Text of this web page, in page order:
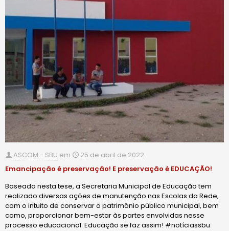
ASCOM - SBU em
25 de abril de 2022
Emancipação é preservação! E preservação é EDUCAÇÃO!
Baseada nesta tese, a Secretaria Municipal de Educação tem
realizado diversas ações de manutenção nas Escolas da Rede,
com o intuito de conservar o patrimônio público municipal, bem
como, proporcionar bem-estar às partes envolvidas nesse
processo educacional. Educação se faz assim! #notíciassbu